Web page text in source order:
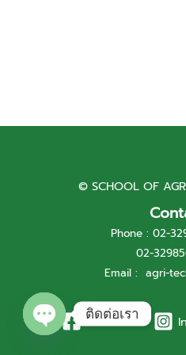
© SCHOOL OF
Phone : 02-
02-
Email : agri-
Facebook
ติดต่อเรา
Open